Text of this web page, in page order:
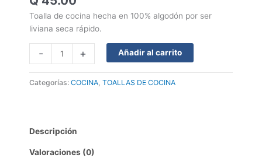
Toalla de cocina hecha en 100% algodón por ser
liviana seca rápido.
- + Añadir al carrito
Categorías: COCINA TOALLAS DE COCINA
Descripción
Valoraciones (0)